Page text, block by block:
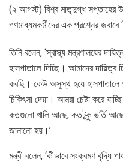
(২ আগস্ট) বিশ্ব মাতৃদুগ্ধ সপ্তাহের
গণমাধ্যমকর্মীদের এক প্রশ্নের
তিনি বলেন, ‘স্বাস্থ্য মন্ত্রণালয়ের
হাসপাতালে দিচ্ছি। আমাদের দায়িত্ব
করছি। কেউ অসুস্থ হয়ে হাসপাতালে
চিকিৎসা দেয়া। আমরা চেষ্টা করে
কতগুলো খালি আছে, কতটুকু ভর্তি আছে।
জানানো হয়।’
মন্ত্রী বলেন, ‘কীভাবে সংক্রমণ